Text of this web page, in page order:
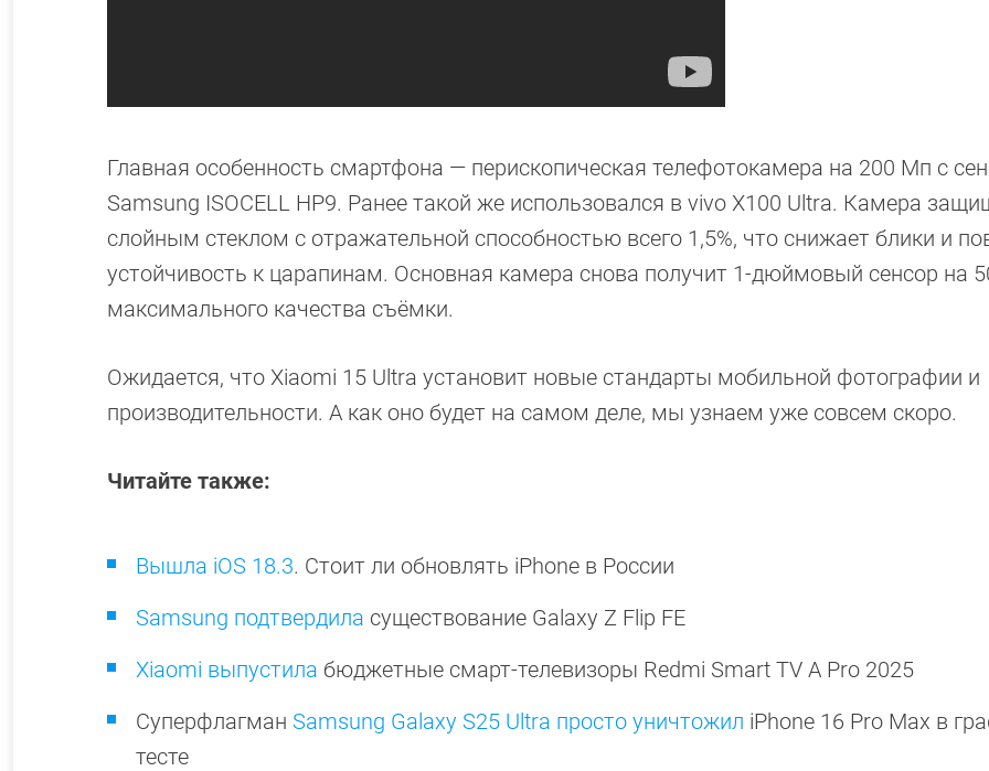
Главная особенность смартфона — перископическая телефотокамера на 200 Мп с
Samsung ISOCELL HP9. Ранее такой же использовался в vivo X100 Ultra. Камера
слойным стеклом с отражательной способностью всего 1,5%, что снижает блики и
устойчивость к царапинам. Основная камера снова получит 1-дюймовый сенсор на
максимального качества съёмки.
Ожидается, что Xiaomi 15 Ultra установит новые стандарты мобильной фотографии и
производительности. А как оно будет на самом деле, мы узнаем уже совсем скоро.
Читайте также:
Вышла iOS 18.3. Стоит ли обновлять iPhone в России
Samsung подтвердила существование Galaxy Z Flip FE
Xiaomi выпустила бюджетные смарт-телевизоры Redmi Smart TV A Pro 2025
Суперфлагман Samsung Galaxy S25 Ultra просто уничтожил iPhone 16 Pro Max в
тесте